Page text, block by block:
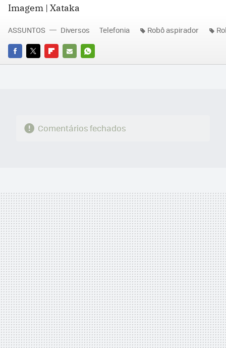
Imagem | Xataka
FACEBOOK
TWITTERFLIPBOARD
E-
WHATSAPP
ASSUNTOS Diversos Telefonia Robô aspirador
Comentários fechados